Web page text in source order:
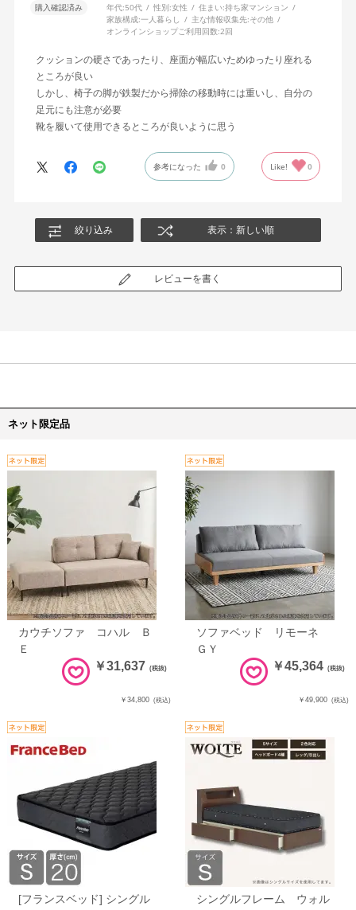
購入確認済み 年代:50代 性別:女性 住まい:持ち家マンション
家族構成:一人暮らし 主な情報収集先:その他
オンラインショップご利用回数:2回
クッションの硬さであったり、座面が幅広いためゆったり座れる
ところが良い
しかし、椅子の脚が鉄製だから掃除の移動時には重いし、自分の
足元にも注意が必要
靴を履いて使用できるところが良いように思う
参考になった 0 Like! 0
絞り込み 表示：新しい順
レビューを書く
ネット限定品
カウチソファ コハル Ｂ
Ｅ
￥31,637 (税抜)
￥34,800 (税込)
ソファベッド リモーネ
ＧＹ
￥45,364 (税抜)
￥49,900 (税込)
[フランスベッド] シングル
シングルフレーム ウォル